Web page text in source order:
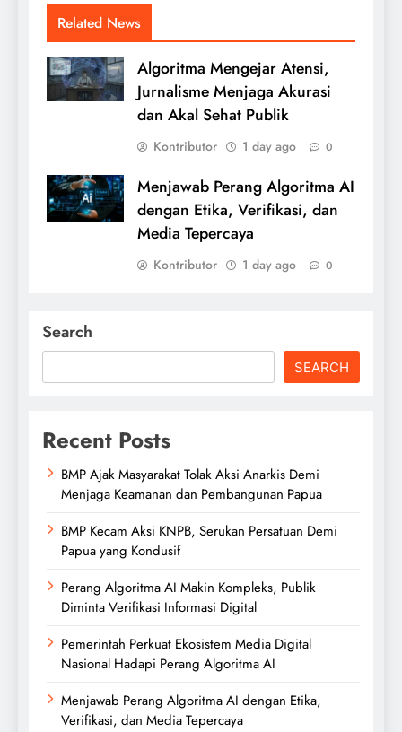
Related News
Algoritma Mengejar Atensi,
Jurnalisme Menjaga Akurasi
dan Akal Sehat Publik
Kontributor 1 day ago 0
Menjawab Perang Algoritma AI
dengan Etika, Verifikasi, dan
Media Tepercaya
Kontributor 1 day ago 0
Search
SEARCH
Recent Posts
BMP Ajak Masyarakat Tolak Aksi Anarkis Demi
Menjaga Keamanan dan Pembangunan Papua
BMP Kecam Aksi KNPB, Serukan Persatuan Demi
Papua yang Kondusif
Perang Algoritma AI Makin Kompleks, Publik
Diminta Verifikasi Informasi Digital
Pemerintah Perkuat Ekosistem Media Digital
Nasional Hadapi Perang Algoritma AI
Menjawab Perang Algoritma AI dengan Etika,
Verifikasi, dan Media Tepercaya